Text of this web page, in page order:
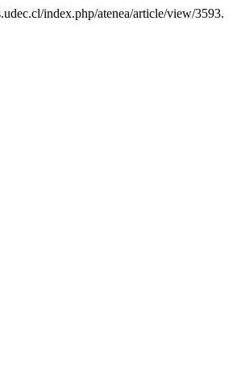
index.php/atenea/article/view/3593.